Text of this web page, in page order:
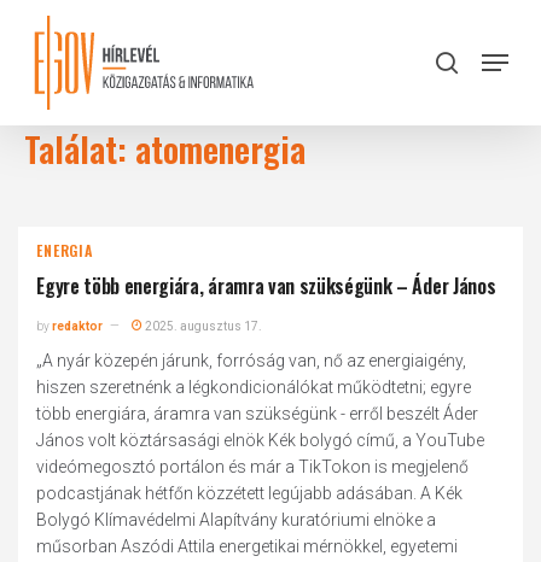
content
search
Menu
Találat: atomenergia
ENERGIA
Egyre több energiára, áramra van szükségünk – Áder János
byredaktor 2025. augusztus 17.
„A nyár közepén járunk, forróság van, nő az energiaigény,
hiszen szeretnénk a légkondicionálókat működtetni; egyre
több energiára, áramra van szükségünk - erről beszélt Áder
János volt köztársasági elnök Kék bolygó című, a YouTube
videómegosztó portálon és már a TikTokon is megjelenő
podcastjának hétfőn közzétett legújabb adásában. A Kék
Bolygó Klímavédelmi Alapítvány kuratóriumi elnöke a
műsorban Aszódi Attila energetikai mérnökkel, egyetemi
Close